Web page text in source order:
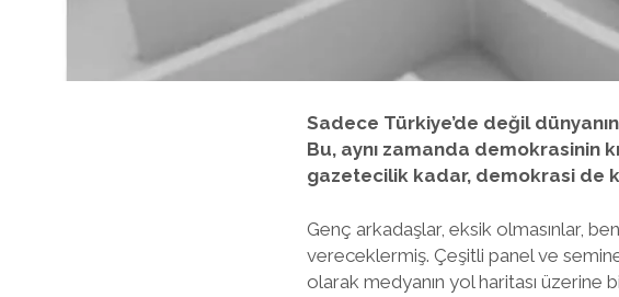
Sadece Türkiye’de değil
Bu, aynı zamanda demokrasinin
gazetecilik kadar, demokrasi de
Genç arkadaşlar, eksik olmasınlar,
vereceklermiş. Çeşitli panel ve
olarak medyanın yol haritası üzerine